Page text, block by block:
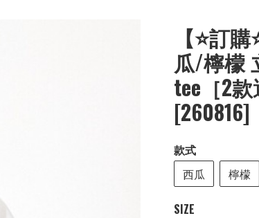
【⭐訂
瓜/檸檬
tee［2款
[260816]
款式
西瓜
檸檬
SIZE